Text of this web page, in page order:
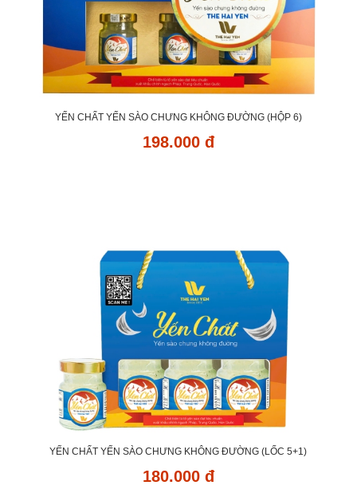
YẾN CHẤT YẾN SÀO CHƯNG KHÔNG ĐƯỜNG (HỘP 6)
198.000 đ
YẾN CHẤT YẾN SÀO CHƯNG KHÔNG ĐƯỜNG (LỐC 5+1)
180.000 đ